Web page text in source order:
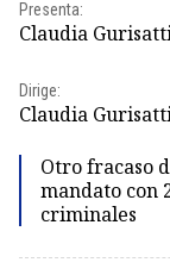
Presenta:
Claudia
Dirige:
Claudia
Otro fracaso
mandato con
criminales